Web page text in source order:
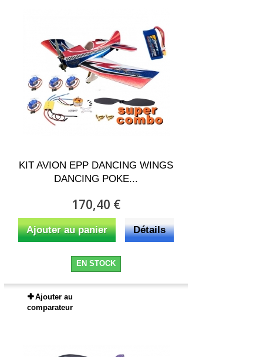
KIT AVION EPP DANCING WINGS
DANCING POKE...
170,40 €
Ajouter au panier Détails
EN STOCK
Ajouter au
comparateur